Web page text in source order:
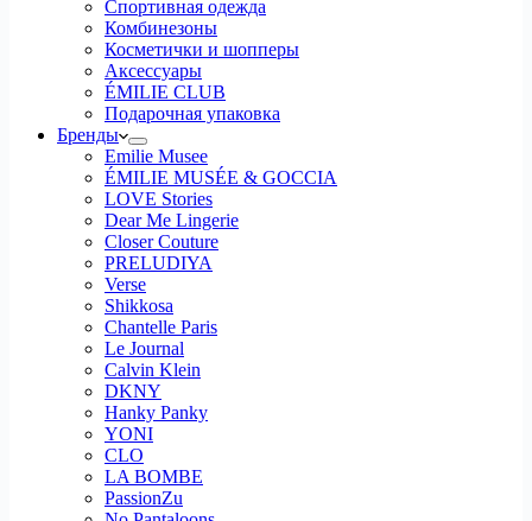
Спортивная одежда
Комбинезоны
Косметички и шопперы
Аксессуары
ÉMILIE CLUB
Подарочная упаковка
Бренды
Emilie Musee
ÉMILIE MUSÉE & GOCCIA
LOVE Stories
Dear Me Lingerie
Closer Couture
PRELUDIYA
Verse
Shikkosa
Chantelle Paris
Le Journal
Calvin Klein
DKNY
Hanky Panky
YONI
CLO
LA BOMBE
PassionZu